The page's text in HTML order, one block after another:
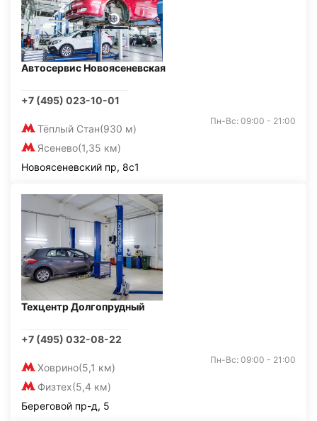
Автосервис Новоясеневская
+7 (495) 023-10-01
Тёплый Стан(930 м)
Ясенево(1,35 км)
Пн-Вс: 09:00 - 21:00
Новоясеневский пр, 8с1
Техцентр Долгопрудный
+7 (495) 032-08-22
Ховрино(5,1 км)
Физтех(5,4 км)
Пн-Вс: 09:00 - 21:00
Береговой пр-д, 5